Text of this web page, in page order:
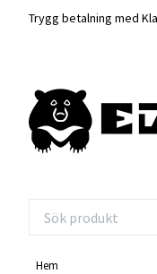
Trygg betalning med
Hem